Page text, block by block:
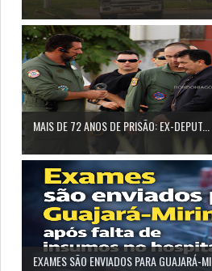
MAIS DE 72 ANOS DE PRISÃO: EX-DEPUT...
EXAMES SÃO ENVIADOS PARA GUAJARÁ-MI...